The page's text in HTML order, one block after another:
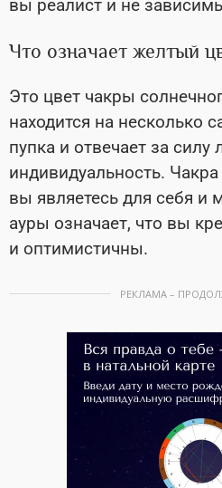
вы реалист и не
Что означает желтый
Это цвет чакры
находится на несколько
пупка и отвечает за силу
индивидуальность.
вы являетесь для себя и
ауры означает, что вы
и оптимистичны.
РЕКЛАМА –